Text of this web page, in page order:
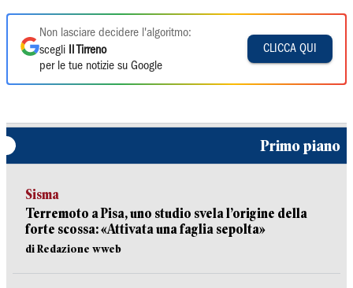
Non lasciare decidere l'algoritmo:
scegli
Il Tirreno
per le tue notizie su Google
CLICCA QUI
Primo piano
Sisma
Terremoto a Pisa, uno studio svela l’origine della
forte scossa: «Attivata una faglia sepolta»
di Redazione wweb